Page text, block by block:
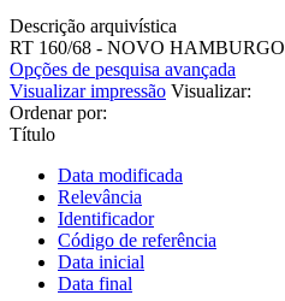
Descrição arquivística
RT 160/68 - NOVO HAMBURGO
Opções de pesquisa avançada
Visualizar impressão Visualizar:
Ordenar por:
Título
Data modificada
Relevância
Identificador
Código de referência
Data inicial
Data final